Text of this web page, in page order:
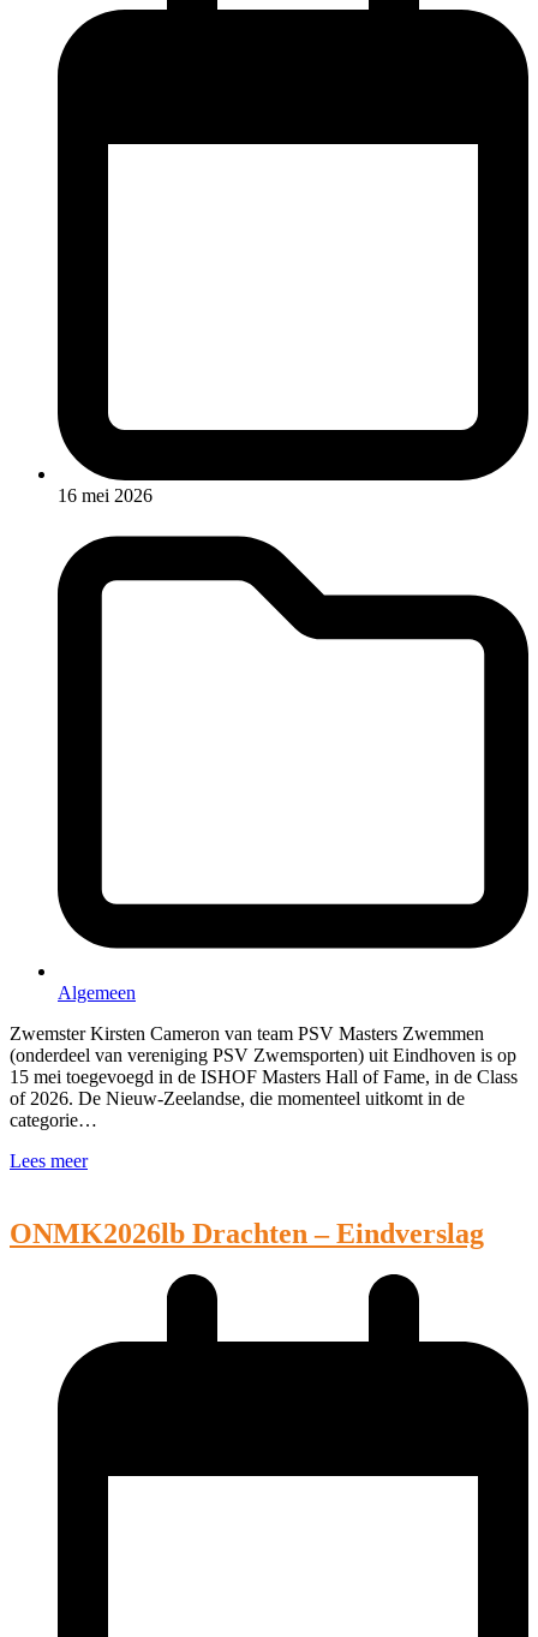
16 mei 2026
Algemeen
Zwemster Kirsten Cameron van team PSV Masters Zwemmen
(onderdeel van vereniging PSV Zwemsporten) uit Eindhoven is op
15 mei toegevoegd in de ISHOF Masters Hall of Fame, in de Class
of 2026. De Nieuw-Zeelandse, die momenteel uitkomt in de
categorie…
Lees meer
ONMK2026lb Drachten – Eindverslag